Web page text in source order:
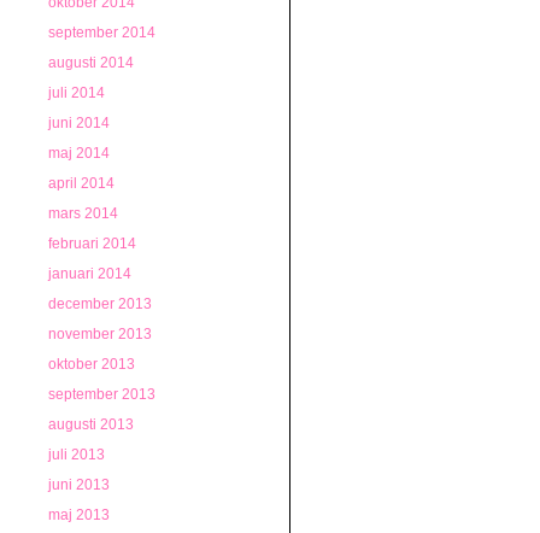
september 2014
augusti 2014
juli 2014
juni 2014
maj 2014
april 2014
mars 2014
februari 2014
januari 2014
december 2013
november 2013
oktober 2013
september 2013
augusti 2013
juli 2013
juni 2013
maj 2013